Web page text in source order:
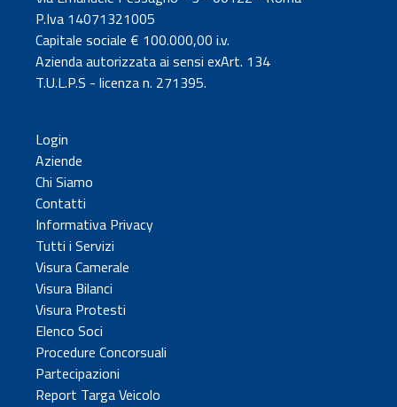
P.Iva 14071321005
Capitale sociale € 100.000,00 i.v.
Azienda autorizzata ai sensi exArt. 134
T.U.L.P.S - licenza n. 271395.
Login
Aziende
Chi Siamo
Contatti
Informativa Privacy
Tutti i Servizi
Visura Camerale
Visura Bilanci
Visura Protesti
Elenco Soci
Procedure Concorsuali
Partecipazioni
Report Targa Veicolo